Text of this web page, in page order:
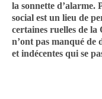
la sonnette d’alarme.
social est un lieu de
certaines ruelles de la
n’ont pas manqué de
et indécentes qui se